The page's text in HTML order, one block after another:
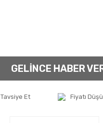
GELİNCE HABER
Tavsiye Et Fiyatı